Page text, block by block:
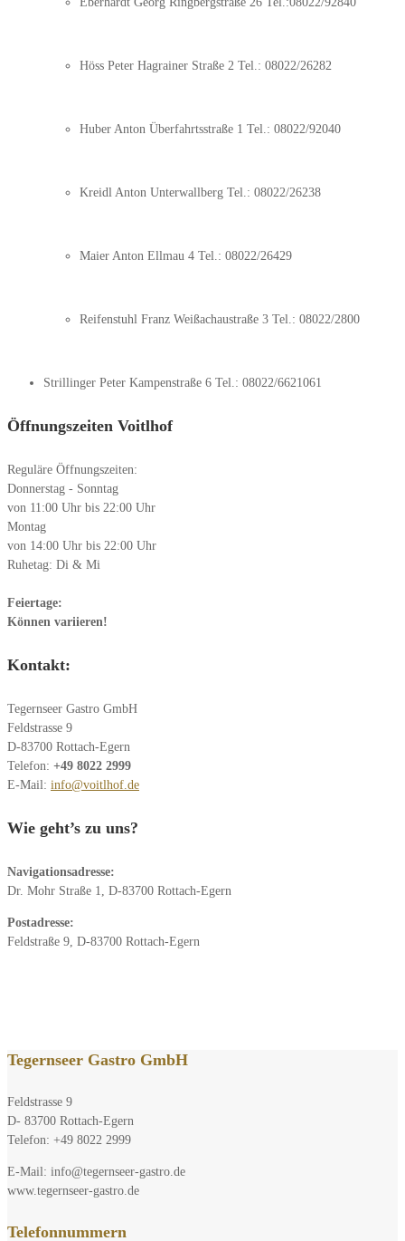
Höss Peter Hagrainer Straße 2 Tel.: 08022/26282
Huber Anton Überfahrtsstraße 1 Tel.: 08022/92040
Kreidl Anton Unterwallberg Tel.: 08022/26238
Maier Anton Ellmau 4 Tel.: 08022/26429
Reifenstuhl Franz Weißachaustraße 3 Tel.: 08022/2800
Strillinger Peter Kampenstraße 6 Tel.: 08022/6621061
Öffnungszeiten Voitlhof
Reguläre Öffnungszeiten:
Donnerstag - Sonntag
von 11:00 Uhr bis 22:00 Uhr
Montag
von 14:00 Uhr bis 22:00 Uhr
Ruhetag: Di & Mi
Feiertage:
Können variieren!
Kontakt:
Tegernseer Gastro GmbH
Feldstrasse 9
D-83700 Rottach-Egern
Telefon: +49 8022 2999
E-Mail: info@voitlhof.de
Wie geht’s zu uns?
Navigationsadresse:
Dr. Mohr Straße 1, D-83700 Rottach-Egern
Postadresse:
Feldstraße 9, D-83700 Rottach-Egern
Tegernseer Gastro GmbH
Feldstrasse 9
D- 83700 Rottach-Egern
Telefon: +49 8022 2999
E-Mail: info@tegernseer-gastro.de
www.tegernseer-gastro.de
Telefonnummern